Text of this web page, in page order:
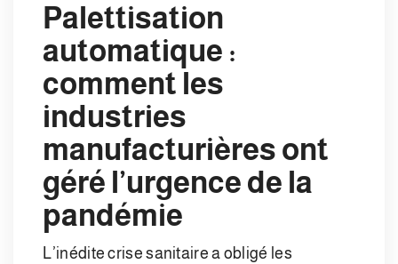
Palettisation
automatique :
comment les
industries
manufacturières ont
géré l’urgence de la
pandémie
L’inédite crise sanitaire a obligé les